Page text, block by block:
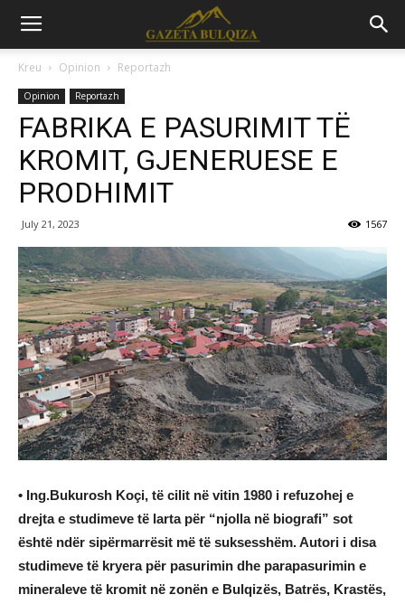
Kreu Opinion Reportazh
Opinion Reportazh
FABRIKA E PASURIMIT TË
KROMIT, GJENERUESE E
PRODHIMIT
July 21, 2023 1567
• Ing.Bukurosh Koçi, të cilit në vitin 1980 i refuzohej e
drejta e studimeve të larta për “njolla në biografi” sot
është ndër sipërmarrësit më të suksesshëm. Autori i disa
studimeve të kryera për pasurimin dhe parapasurimin e
mineraleve të kromit në zonën e Bulqizës, Batrës, Krastës,